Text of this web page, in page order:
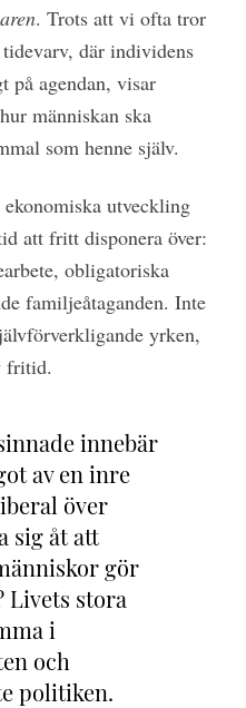
. Trots att vi ofta tror
där individens
på agendan, visar
människan ska
som henne själv.
utveckling
att fritt disponera över:
obligatoriska
familjeåtaganden. Inte
yrken,
fritid.
innebär
av en inre
över
sig åt att
gör
Livets stora
i
och
politiken.